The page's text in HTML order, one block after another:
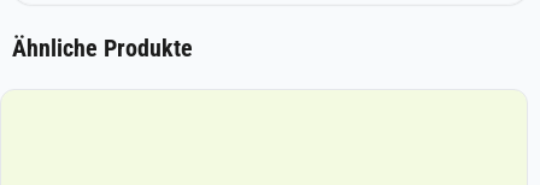
Ähnliche Produkte